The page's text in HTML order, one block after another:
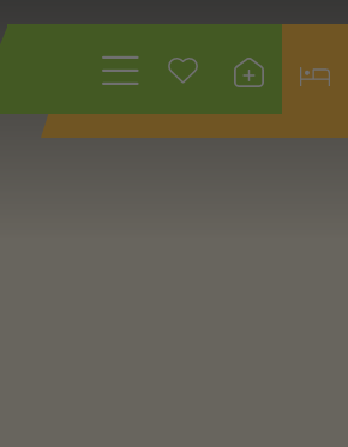
Wonach suchen